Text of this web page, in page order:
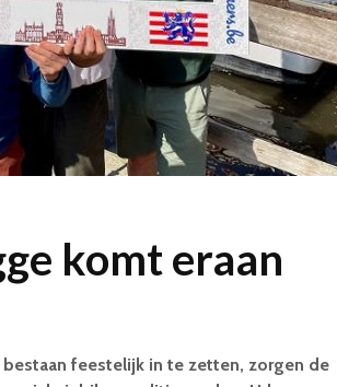
komt eraan
feestelijk in te zetten, zorgen de